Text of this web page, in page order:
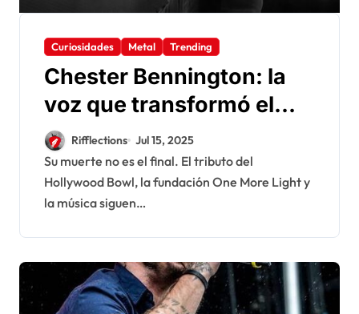
Curiosidades Metal Trending
Chester Bennington: la
voz que transformó el
rock y sus nuevas
generaciones
Rifflections Jul 15, 2025
Su muerte no es el final. El tributo del
Hollywood Bowl, la fundación One More Light y
la música siguen…